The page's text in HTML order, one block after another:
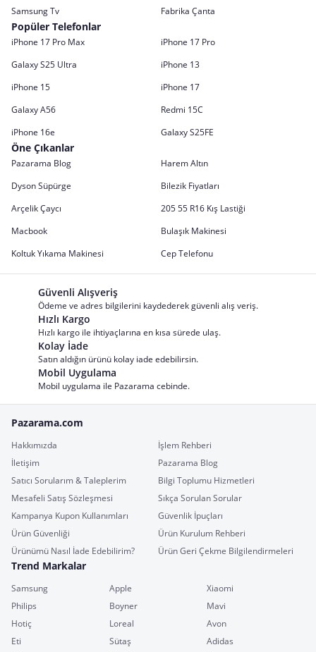
Samsung Tv
Fabrika Çanta
Popüler Telefonlar
iPhone 17 Pro Max
iPhone 17 Pro
Galaxy S25 Ultra
iPhone 13
iPhone 15
iPhone 17
Galaxy A56
Redmi 15C
iPhone 16e
Galaxy S25FE
Öne Çıkanlar
Pazarama Blog
Harem Altın
Dyson Süpürge
Bilezik Fiyatları
Arçelik Çaycı
205 55 R16 Kış Lastiği
Macbook
Bulaşık Makinesi
Koltuk Yıkama Makinesi
Cep Telefonu
Güvenli Alışveriş
Ödeme ve adres bilgilerini kaydederek güvenli alış veriş.
Hızlı Kargo
Hızlı kargo ile ihtiyaçlarına en kısa sürede ulaş.
Kolay İade
Satın aldığın ürünü kolay iade edebilirsin.
Mobil Uygulama
Mobil uygulama ile Pazarama cebinde.
Pazarama.com
Hakkımızda
İşlem Rehberi
İletişim
Pazarama Blog
Satıcı Sorularım & Taleplerim
Bilgi Toplumu Hizmetleri
Mesafeli Satış Sözleşmesi
Sıkça Sorulan Sorular
Kampanya Kupon Kullanımları
Güvenlik İpuçları
Ürün Güvenliği
Ürün Kurulum Rehberi
Ürünümü Nasıl İade Edebilirim?
Ürün Geri Çekme Bilgilendirmeleri
Trend Markalar
Samsung Apple
Xiaomi
Philips
Boyner
Mavi
Hotiç
Loreal
Avon
Eti
Sütaş
Adidas